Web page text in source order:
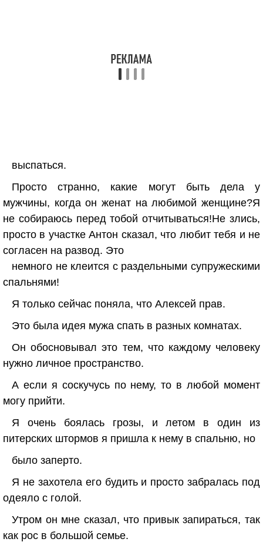
выспаться.
Просто странно, какие могут быть дела у
мужчины, когда он женат на любимой женщине?Я
не собираюсь перед тобой отчитываться!Не злись,
просто в участке Антон сказал, что любит тебя и не
согласен на развод. Это
немного не клеится с раздельными супружескими
спальнями!
Я только сейчас поняла, что Алексей прав.
Это была идея мужа спать в разных комнатах.
Он обосновывал это тем, что каждому человеку
нужно личное пространство.
А если я соскучусь по нему, то в любой момент
могу прийти.
Я очень боялась грозы, и летом в один из
питерских штормов я пришла к нему в спальню, но
было заперто.
Я не захотела его будить и просто забралась под
одеяло с голой.
Утром он мне сказал, что привык запираться, так
как рос в большой семье.